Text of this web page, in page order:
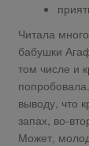
Читала
бабушки
том числе и
выводу, что
запах, во-
Может,